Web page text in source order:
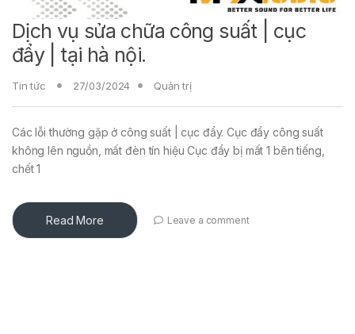
Dịch vụ sửa chữa công suất | cục
đẩy | tại hà nội.
Tin tức 27/03/2024 Quản trị
Các lỗi thường gặp ở công suất | cục đẩy. Cục đẩy công suất
không lên nguồn, mất đèn tín hiệu Cục đẩy bị mất 1 bên tiếng,
chết 1
Read More Leave a comment